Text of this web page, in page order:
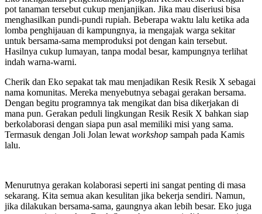
pot tanaman tersebut cukup menjanjikan. Jika mau diseriusi bisa
menghasilkan pundi-pundi rupiah. Beberapa waktu lalu ketika ada
lomba penghijauan di kampungnya, ia mengajak warga sekitar
untuk bersama-sama memproduksi pot dengan kain tersebut.
Hasilnya cukup lumayan, tanpa modal besar, kampungnya terlihat
indah warna-warni.
Cherik dan Eko sepakat tak mau menjadikan Resik Resik X sebagai
nama komunitas. Mereka menyebutnya sebagai gerakan bersama.
Dengan begitu programnya tak mengikat dan bisa dikerjakan di
mana pun. Gerakan peduli lingkungan Resik Resik X bahkan siap
berkolaborasi dengan siapa pun asal memiliki misi yang sama.
Termasuk dengan Joli Jolan lewat workshop sampah pada Kamis
lalu.
Menurutnya gerakan kolaborasi seperti ini sangat penting di masa
sekarang. Kita semua akan kesulitan jika bekerja sendiri. Namun,
jika dilakukan bersama-sama, gaungnya akan lebih besar. Eko juga